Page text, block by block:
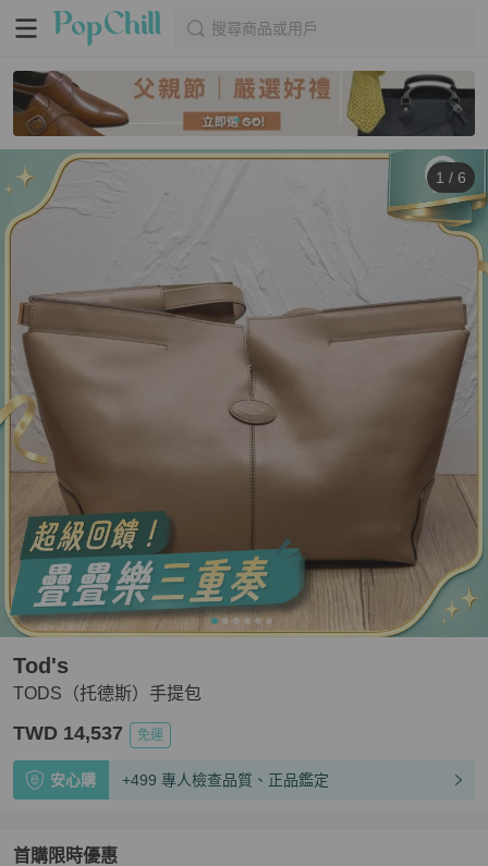
搜尋商品或用戶
1 / 6
TODS（托德斯）手提包
Tod's
TWD 14,537 免運
安心購 +499 專人檢查品質、正品鑑定
首購限時優惠